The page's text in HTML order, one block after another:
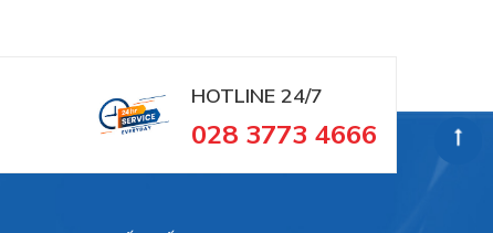
HOTLINE 24/7
028 3773 4666